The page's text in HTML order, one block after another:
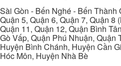
Sài Gòn - Bến Nghé - Bến Thành
Quận 5, Quận 6, Quận 7, Quận 8
Quận 11, Quận 12, Quận Bình
Gò Vấp, Quận Phú Nhuận, Quận
Huyện Bình Chánh, Huyện Cần
Hóc Môn, Huyện Nhà Bè